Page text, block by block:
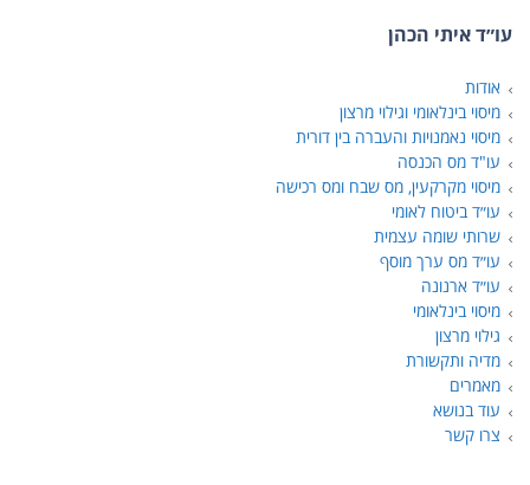
עו״ד איתי הכהן
אודות
מיסוי בינלאומי וגילוי מרצון
מיסוי נאמנויות והעברה בין דורית
עו"ד מס הכנסה
מיסוי מקרקעין, מס שבח ומס רכישה
עו״ד ביטוח לאומי
שרותי שומה עצמית
עו״ד מס ערך מוסף
עו״ד ארנונה
מיסוי בינלאומי
גילוי מרצון
מדיה ותקשורת
מאמרים
עוד בנושא
צרו קשר